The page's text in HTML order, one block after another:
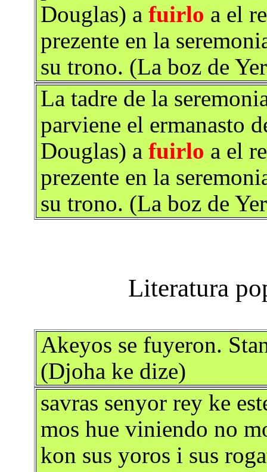
Douglas) afuirlo a el
prezente en la
su trono. (La boz de
La tadre de la
parviene el ermanasto
Douglas) afuirlo a el
prezente en la
su trono. (La boz de
Akeyos se fuyeron.
(Djoha ke dize)
savras senyor rey ke
mos hue viniendo no
kon sus yoros i sus